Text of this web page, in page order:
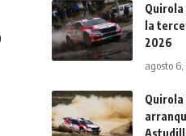
Quirola
la
2026
agosto
Quirola